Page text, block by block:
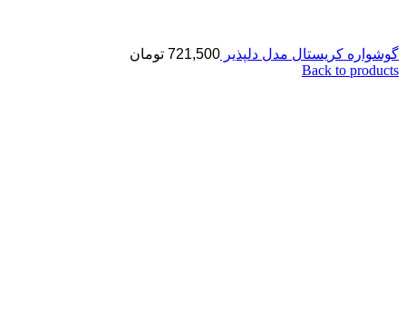
گوشواره کریستال مدل دلپذیر 721,500 تومان
Back to products